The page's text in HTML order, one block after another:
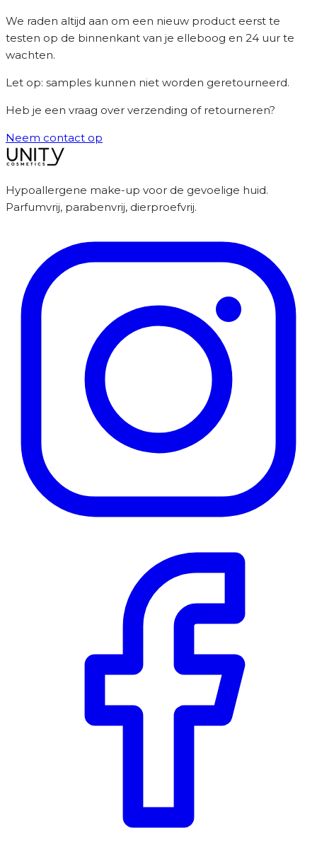
We raden altijd aan om een nieuw product eerst te
testen op de binnenkant van je elleboog en 24 uur te
wachten.
Let op: samples kunnen niet worden geretourneerd.
Heb je een vraag over verzending of retourneren?
Neem contact op
Hypoallergene make-up voor de gevoelige huid.
Parfumvrij, parabenvrij, dierproefvrij.